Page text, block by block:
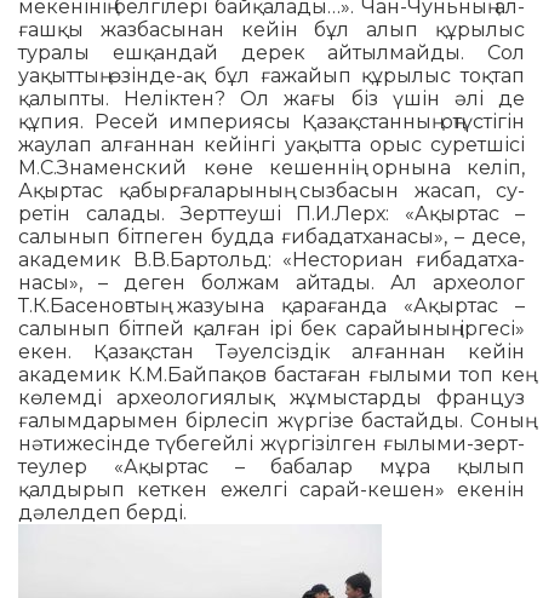
мекенінің белгілері бай­қа­ла­ды…». Чан-Чуньның ал­
ғашқы жаз­­­басынан кейін бұл алып құ­рылыс
туралы ешқандай дерек айтылмайды. Сол
уақыттың өзінде-ақ бұл ғажайып құрылыс тоқ­тап
қалыпты. Неліктен? Ол жағы біз үшін әлі де
құпия. Ресей империясы Қа­зақстанның оң­түс­тігін
жаулап ал­ғаннан кейінгі уақытта орыс су­рет­шісі
М.С.Знаменский көне ке­шен­нің орнына келіп,
Ақыртас қа­быр­ға­ларының сызбасын жасап, су­
ретін салады. Зерттеуші П.И.Лерх: «Ақыр­тас –
салынып біт­пеген будда ғи­бадатханасы», – десе,
академик В.В.Бартольд: «Несториан ғиба­дат­ха­
насы», – деген болжам айтады. Ал ар­хеолог
Т.К.Басеновтың жа­зуына қа­рағанда «Ақыртас –
салынып біт­пей қалған ірі бек са­райының ір­гесі»
екен. Қазақстан Тәуелсіздік ал­ғаннан кейін
акаде­мик К.М.Бай­па­қов бастаған ғылы­ми топ кең
кө­­лемді археологиялық жұмыс­тар­ды француз
ғалым­дарымен бірлесіп жүр­гізе бастайды. Соның
нәти­же­сінде түбегейлі жүргізілген ғылыми-зерт­
теулер «Ақыртас – бабалар мұра қы­лып
қалдырып кеткен ежелгі са­рай-кешен» екенін
дәлелдеп берді.